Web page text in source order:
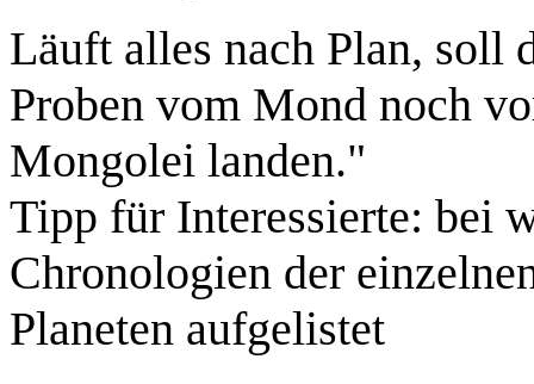
Läuft alles nach Plan, soll
Proben vom Mond noch
Mongolei landen."
Tipp für Interessierte: bei
Chronologien der
Planeten aufgelistet